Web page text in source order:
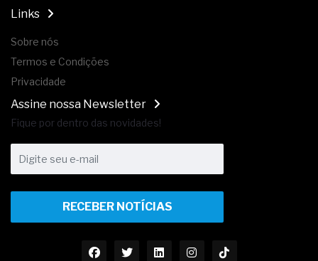
Links
Sobre nós
Termos e Condições
Privacidade
Assine nossa Newsletter
Fique por dentro das novidades!
RECEBER NOTÍCIAS